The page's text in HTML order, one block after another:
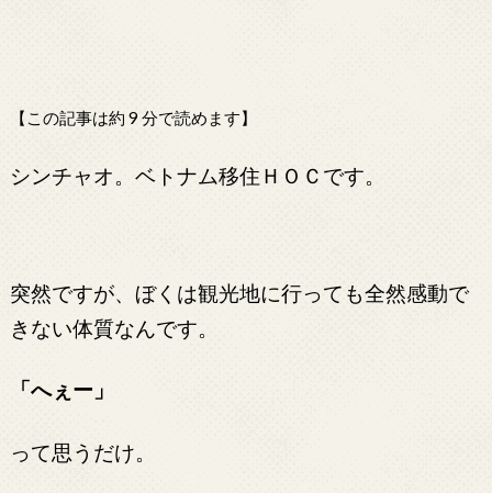
【この記事は約 9 分で読めます】
シンチャオ。ベトナム移住ＨＯＣです。
突然ですが、ぼくは観光地に行っても全然感動で
きない体質なんです。
「へぇー」
って思うだけ。